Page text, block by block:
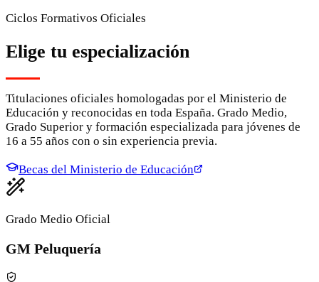
Ciclos Formativos Oficiales
Elige tu especialización
Titulaciones oficiales homologadas por el Ministerio de
Educación y reconocidas en toda España. Grado Medio,
Grado Superior y formación especializada para jóvenes de
16 a 55 años con o sin experiencia previa.
Becas del Ministerio de Educación
Grado Medio Oficial
GM Peluquería